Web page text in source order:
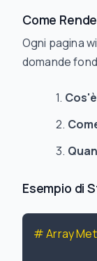
Come
Ogni pagina
domande
Esempio di
# Array